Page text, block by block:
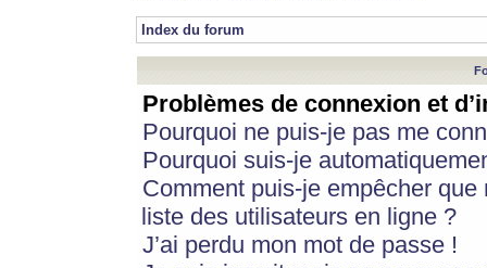
Index du forum
Problèmes de connexion et
Pourquoi ne puis-je pas me
Pourquoi suis-je
Comment puis-je empêcher
liste des utilisateurs en ligne ?
J’ai perdu mon mot de passe !